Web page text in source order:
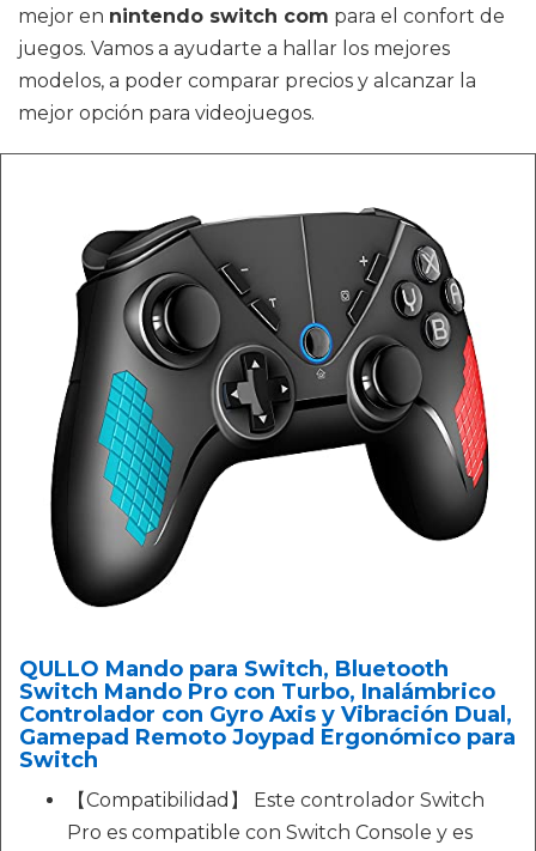
mejor en nintendo switch com para el confort de
juegos. Vamos a ayudarte a hallar los mejores
modelos, a poder comparar precios y alcanzar la
mejor opción para videojuegos.
QULLO Mando para Switch, Bluetooth
Switch Mando Pro con Turbo, Inalámbrico
Controlador con Gyro Axis y Vibración Dual,
Gamepad Remoto Joypad Ergonómico para
Switch
【Compatibilidad】 Este controlador Switch
Pro es compatible con Switch Console y es